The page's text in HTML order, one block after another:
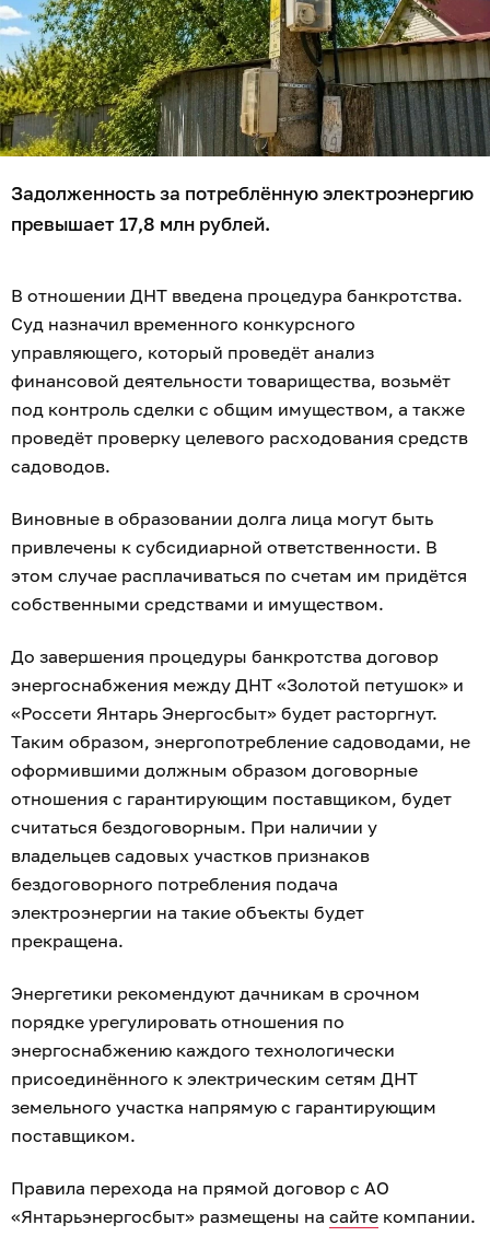
Задолженность за потреблённую электроэнергию
превышает 17,8 млн рублей.
В отношении ДНТ введена процедура банкротства.
Суд назначил временного конкурсного
управляющего, который проведёт анализ
финансовой деятельности товарищества, возьмёт
под контроль сделки с общим имуществом, а также
проведёт проверку целевого расходования средств
садоводов.
Виновные в образовании долга лица могут быть
привлечены к субсидиарной ответственности. В
этом случае расплачиваться по счетам им придётся
собственными средствами и имуществом.
До завершения процедуры банкротства договор
энергоснабжения между ДНТ «Золотой петушок» и
«Россети Янтарь Энергосбыт» будет расторгнут.
Таким образом, энергопотребление садоводами, не
оформившими должным образом договорные
отношения с гарантирующим поставщиком, будет
считаться бездоговорным. При наличии у
владельцев садовых участков признаков
бездоговорного потребления подача
электроэнергии на такие объекты будет
прекращена.
Энергетики рекомендуют дачникам в срочном
порядке урегулировать отношения по
энергоснабжению каждого технологически
присоединённого к электрическим сетям ДНТ
земельного участка напрямую с гарантирующим
поставщиком.
Правила перехода на прямой договор с АО
«Янтарьэнергосбыт» размещены на сайте компании.